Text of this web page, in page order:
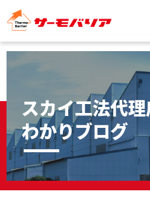
スカイ工法代
わかりブログ